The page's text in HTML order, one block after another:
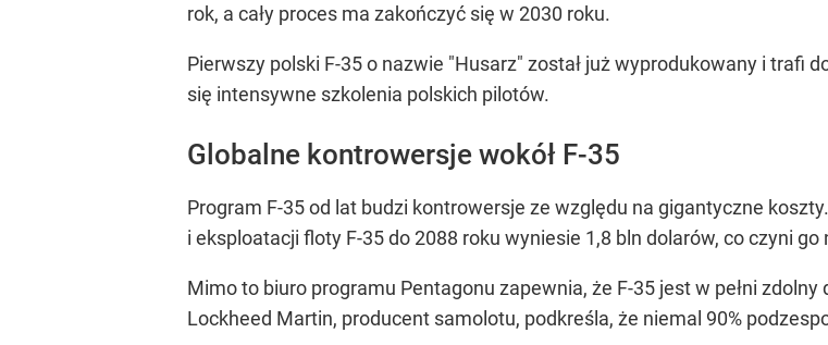
rok, a cały proces ma zakończyć się w 2030 roku.
Pierwszy polski F-35 o nazwie "Husarz" został już wyprodukowany i trafi
się intensywne szkolenia polskich pilotów.
Globalne kontrowersje wokół F-35
Program F-35 od lat budzi kontrowersje ze względu na gigantyczne
i eksploatacji floty F-35 do 2088 roku wyniesie 1,8 bln dolarów, co czyni
Mimo to biuro programu Pentagonu zapewnia, że F-35 jest w pełni
Lockheed Martin, producent samolotu, podkreśla, że niemal 90%